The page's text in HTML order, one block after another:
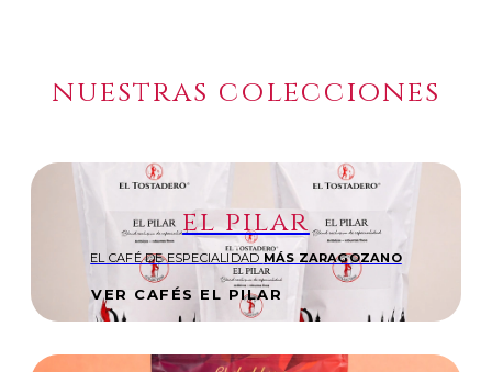
nuestras colecciones
VER CAFÉS EL PILAR
el pilar
EL CAFÉ DE ESPECIALIDAD MÁS ZARAGOZANO